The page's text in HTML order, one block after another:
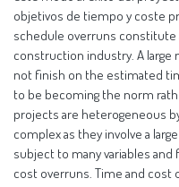
objetivos de tiempo y coste
schedule overruns
construction industry. A
not finish on the estimated
to be becoming the norm
projects are heterogeneous
complex as they involve a
subject to many variables
cost overruns. Time and cost